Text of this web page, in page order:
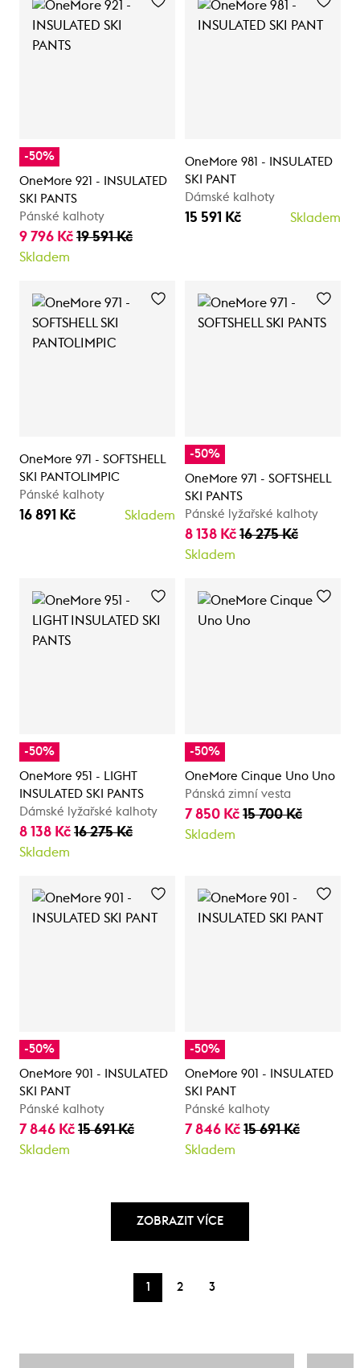
-50%
OneMore 921 - INSULATED
SKI PANTS
Pánské kalhoty
9 796 Kč 19 591 Kč
Skladem
OneMore 981 - INSULATED
SKI PANT
Dámské kalhoty
15 591 Kč Skladem
OneMore 971 - SOFTSHELL
SKI PANTOLIMPIC
Pánské kalhoty
16 891 Kč Skladem
-50%
OneMore 971 - SOFTSHELL
SKI PANTS
Pánské lyžařské kalhoty
8 138 Kč 16 275 Kč
Skladem
-50%
OneMore 951 - LIGHT
INSULATED SKI PANTS
Dámské lyžařské kalhoty
8 138 Kč 16 275 Kč
Skladem
-50%
OneMore Cinque Uno Uno
Pánská zimní vesta
7 850 Kč 15 700 Kč
Skladem
-50%
OneMore 901 - INSULATED
SKI PANT
Pánské kalhoty
7 846 Kč 15 691 Kč
Skladem
-50%
OneMore 901 - INSULATED
SKI PANT
Pánské kalhoty
7 846 Kč 15 691 Kč
Skladem
ZOBRAZIT VÍCE
1 2 3